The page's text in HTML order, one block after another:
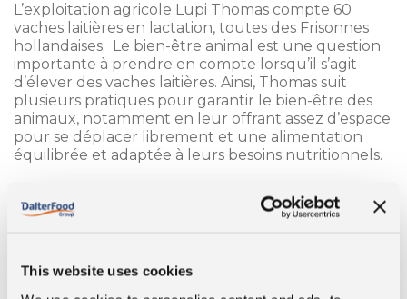
This website uses cookies
L’exploitation agricole Lupi Thomas compte 60
vaches laitières en lactation, toutes des Frisonnes
hollandaises. Le bien-être animal est une question
importante à prendre en compte lorsqu’il s’agit
d’élever des vaches laitières. Ainsi, Thomas suit
plusieurs pratiques pour garantir le bien-être des
animaux, notamment en leur offrant assez d’espace
pour se déplacer librement et une alimentation
équilibrée et adaptée à leurs besoins nutritionnels.
“Nous possédons environ 40 hectares pour le
fourrage destiné à l’exploitation.
en fromage parmigiano reggiano.